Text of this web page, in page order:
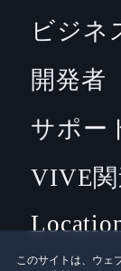
このサイトは、ウェ
ビジネ
開発者
サポー
VIVE関